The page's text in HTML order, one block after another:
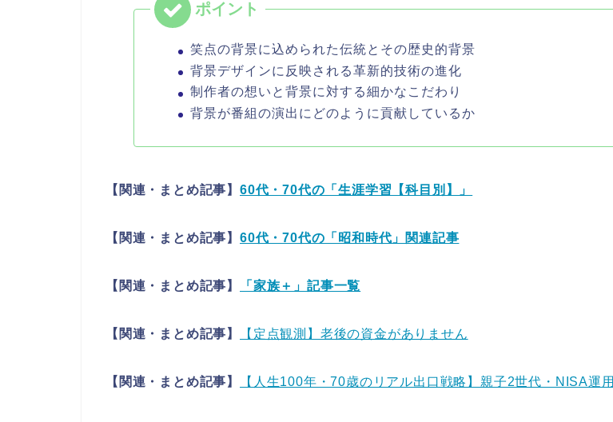
笑点の背景に込められた伝統とその歴史的背景
背景デザインに反映される革新的技術の進化
制作者の想いと背景に対する細かなこだわり
背景が番組の演出にどのように貢献しているか
【関連・まとめ記事】 60代・70代の「生涯学習【科目別】」
【関連・まとめ記事】 60代・70代の「昭和時代」関連記事
【関連・まとめ記事】 「家族＋」記事一覧
【関連・まとめ記事】 【定点観測】老後の資金がありません
【関連・まとめ記事】 【人生100年・70歳のリアル出口戦略】親子2世代・NISA運用